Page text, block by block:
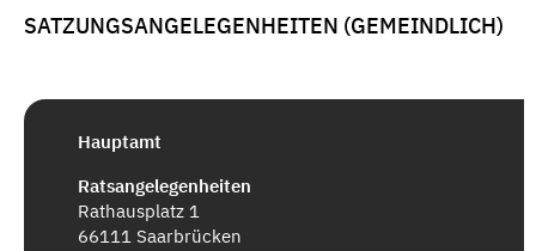
SATZUNGSANGELEGENHEITEN (GEMEINDLICH)
Hauptamt
Ratsangelegenheiten
Rathausplatz 1
66111 Saarbrücken